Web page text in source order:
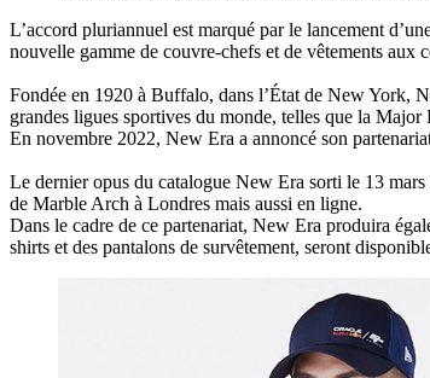
L’accord pluriannuel est marqué par le lancement
nouvelle gamme de couvre-chefs et de vêtements aux
Fondée en 1920 à Buffalo, dans l’État de New York,
grandes ligues sportives du monde, telles que la
En novembre 2022, New Era a annoncé son
Le dernier opus du catalogue New Era sorti le 13
de Marble Arch à Londres mais aussi en ligne.
Dans le cadre de ce partenariat, New Era produira
shirts et des pantalons de survêtement, seront